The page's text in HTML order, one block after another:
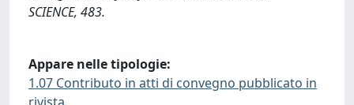
SCIENCE, 483.
Appare nelle tipologie:
1.07 Contributo in atti di convegno pubblicato in